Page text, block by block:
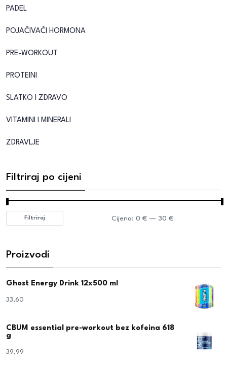
PADEL
POJAČIVAČI HORMONA
PRE-WORKOUT
PROTEINI
SLATKO I ZDRAVO
VITAMINI I MINERALI
ZDRAVLJE
Filtriraj po cijeni
Filtriraj Cijena: 0 €— 30 €
Proizvodi
Ghost Energy Drink 12x500 ml
33,60
CBUM essential pre-workout bez kofeina 618
g
39,99